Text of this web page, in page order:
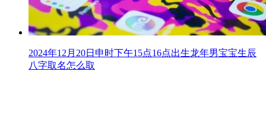
2024年12月20日申时下午15点16点出生龙年男宝宝生辰
八字取名怎么取